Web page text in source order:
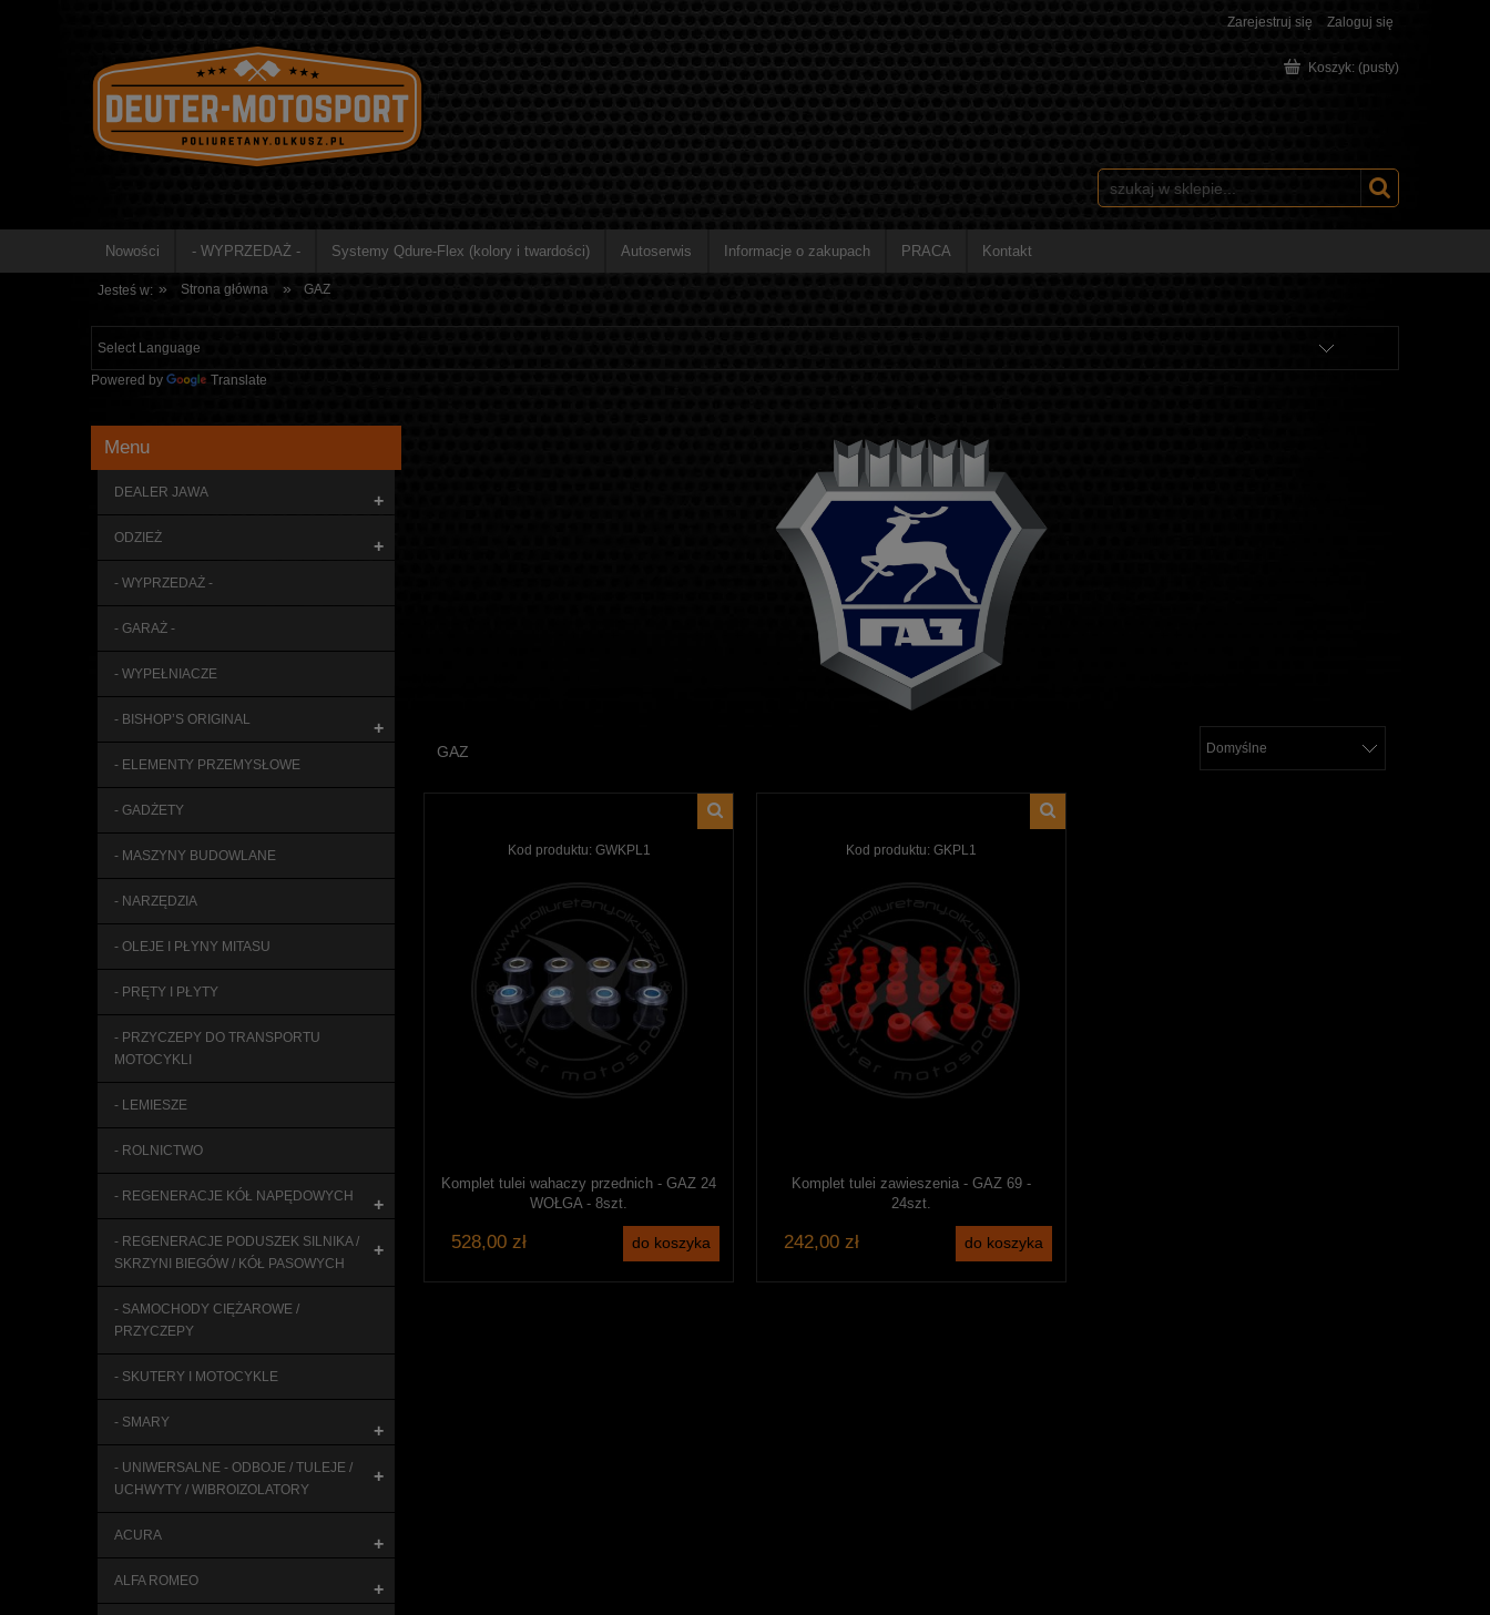
Zarejestruj się Zaloguj się
Koszyk: (pusty)
Nowości - WYPRZEDAŻ - Systemy Qdure-Flex (kolory i twardości) Autoserwis Informacje o zakupach PRACA Kontakt
Jesteś w: » Strona główna » GAZ
Powered by Translate
Menu
DEALER JAWA +
ODZIEŻ +
- WYPRZEDAŻ -
- GARAŻ -
- WYPEŁNIACZE
- BISHOP’S ORIGINAL +
- ELEMENTY PRZEMYSŁOWE
- GADŻETY
- MASZYNY BUDOWLANE
- NARZĘDZIA
- OLEJE I PŁYNY MITASU
- PRĘTY I PŁYTY
- PRZYCZEPY DO TRANSPORTU
MOTOCYKLI
- LEMIESZE
- ROLNICTWO
- REGENERACJE KÓŁ NAPĘDOWYCH +
- REGENERACJE PODUSZEK SILNIKA /
SKRZYNI BIEGÓW / KÓŁ PASOWYCH
+
- SAMOCHODY CIĘŻAROWE /
PRZYCZEPY
- SKUTERY I MOTOCYKLE
- SMARY +
- UNIWERSALNE - ODBOJE / TULEJE /
UCHWYTY / WIBROIZOLATORY
+
ACURA +
ALFA ROMEO +
GAZ
Kod produktu: GWKPL1
Komplet tulei wahaczy przednich - GAZ 24
WOŁGA - 8szt.
528,00 zł do koszyka
Kod produktu: GKPL1
Komplet tulei zawieszenia - GAZ 69 -
24szt.
242,00 zł do koszyka